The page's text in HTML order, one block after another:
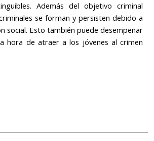
Además del objetivo criminal
se forman y persisten debido a
social. Esto también puede desempeñar
hora de atraer a los jóvenes al crimen